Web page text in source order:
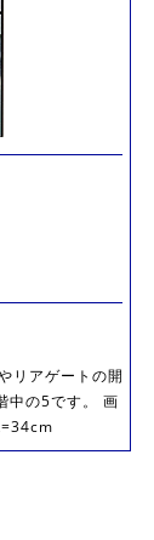
リアゲートの開
中の5です。 画